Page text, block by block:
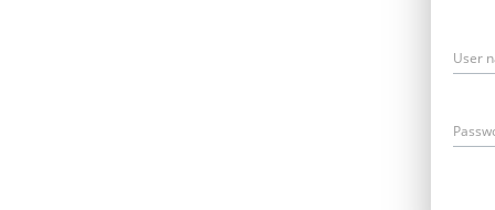
User